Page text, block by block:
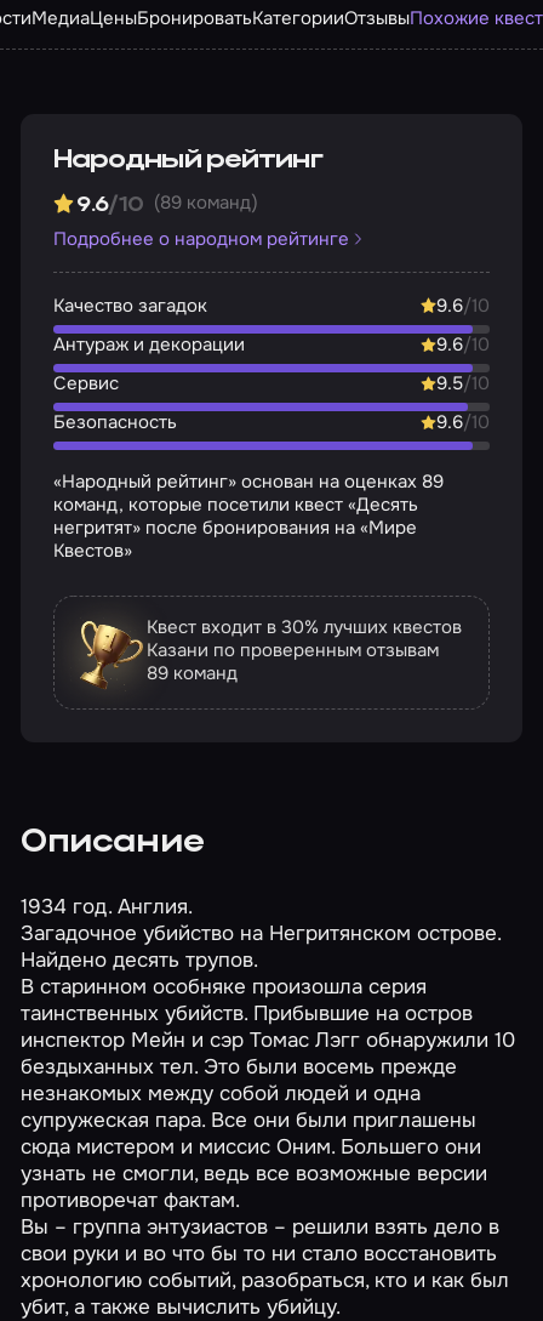
МедиаЦеныБронироватьКатегорииОтзывыПохожие
Народный рейтинг
9.6/10 (89 команд)
Подробнее о народном рейтинге
Качество загадок 9.6/10
Антураж и декорации
9.6/10
Сервис
9.5/10
Безопасность
9.6/10
«Народный рейтинг» основан на оценках 89
команд, которые посетили квест «Десять
негритят» после бронирования на «Мире
Квестов»
Квест входит в 30% лучших квестов
Казани по проверенным отзывам
89 команд
Описание
1934 год. Англия.
Загадочное убийство на Негритянском острове.
Найдено десять трупов.
В старинном особняке произошла серия
таинственных убийств. Прибывшие на остров
инспектор Мейн и сэр Томас Лэгг обнаружили 10
бездыханных тел. Это были восемь прежде
незнакомых между собой людей и одна
супружеская пара. Все они были приглашены
сюда мистером и миссис Оним. Большего они
узнать не смогли, ведь все возможные версии
противоречат фактам.
Вы – группа энтузиастов – решили взять дело в
свои руки и во что бы то ни стало восстановить
хронологию событий, разобраться, кто и как был
убит, а также вычислить убийцу.